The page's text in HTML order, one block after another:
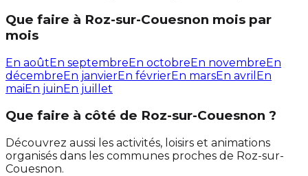
Que faire à Roz-sur-Couesnon mois par
mois
En aoûtEn septembreEn octobreEn novembreEn
décembreEn janvierEn févrierEn marsEn avril En
maiEn juinEn juillet
Que faire à côté de Roz-sur-Couesnon ?
Découvrez aussi les activités, loisirs et animations
organisés dans les communes proches de Roz-sur-
Couesnon.